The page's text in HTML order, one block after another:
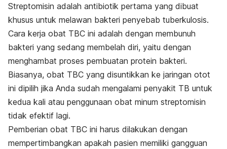
Streptomisin adalah antibiotik pertama yang dibuat
khusus untuk melawan bakteri penyebab tuberkulosis.
Cara kerja obat TBC ini adalah dengan membunuh
bakteri yang sedang membelah diri, yaitu dengan
menghambat proses pembuatan protein bakteri.
Biasanya, obat TBC yang disuntikkan ke jaringan otot
ini dipilih jika Anda sudah mengalami penyakit TB untuk
kedua kali atau penggunaan obat minum streptomisin
tidak efektif lagi.
Pemberian obat TBC ini harus dilakukan dengan
mempertimbangkan apakah pasien memiliki gangguan